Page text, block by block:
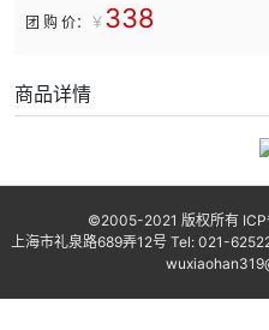
团 购 价： ￥ 338
商品详情
©2005-2021 版权所有 ICP
上海市礼泉路689弄12号 Tel: 021-